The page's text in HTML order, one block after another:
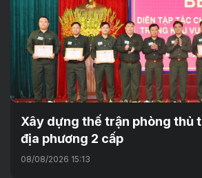
Xây dựng thế trận phòng thủ
địa phương 2 cấp
08/08/2026 15:13